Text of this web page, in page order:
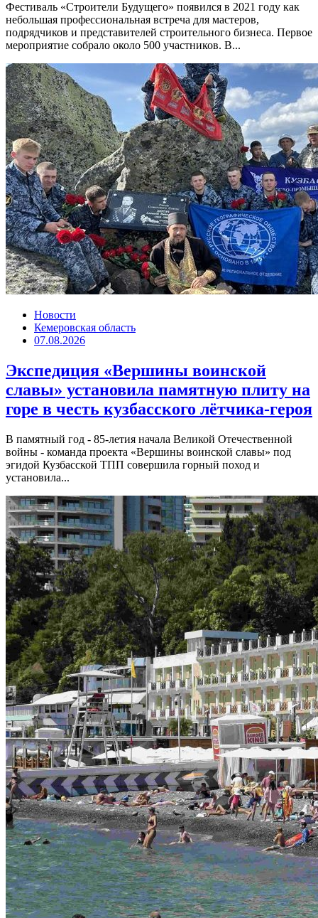
Фестиваль «Строители Будущего» появился в 2021 году как
небольшая профессиональная встреча для мастеров,
подрядчиков и представителей строительного бизнеса. Первое
мероприятие собрало около 500 участников. В...
Новости
Кемеровская область
07.08.2026
Экспедиция «Вершины воинской
славы» установила памятную плиту на
горе в честь кузбасского лётчика-героя
В памятный год - 85-летия начала Великой Отечественной
войны - команда проекта «Вершины воинской славы» под
эгидой Кузбасской ТПП совершила горный поход и
установила...